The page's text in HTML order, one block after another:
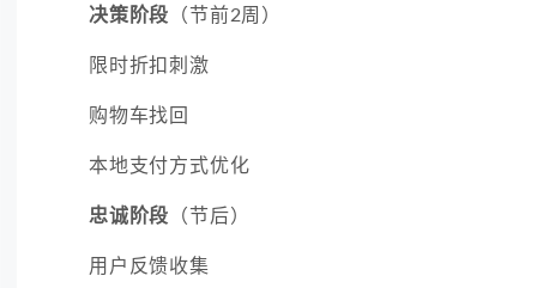
决策阶段 （节前2周）
限时折扣刺激
购物车找回
本地支付方式优化
忠诚阶段 （节后）
用户反馈收集